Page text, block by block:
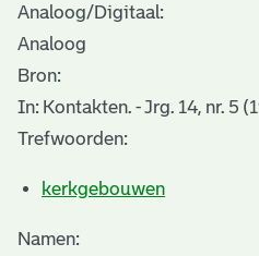
Analoog/Digitaal:
Analoog
Bron:
In: Kontakten. - Jrg. 14, nr. 5
Trefwoorden:
kerkgebouwen
Namen: